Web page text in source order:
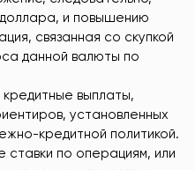
и повышению
связанная со скупкой
данной валюты по
выплаты,
установленных
кредитной политикой.
ставки по операциям, или